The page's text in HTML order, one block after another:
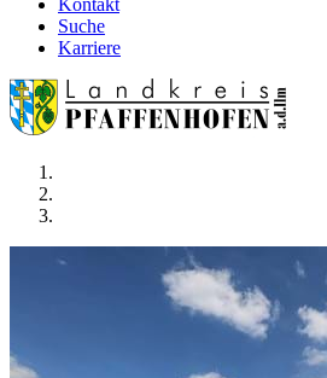
Kontakt
Suche
Karriere